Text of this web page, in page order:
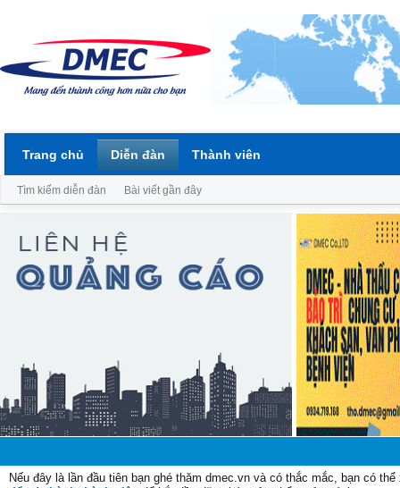
Nếu đây là lần đầu tiên bạn ghé thăm dmec.vn và có thắc mắc, bạn có
Trang chủ Diễn đàn
Tìm kiếm diễn đàn Bài viết gần đây
Thành viên